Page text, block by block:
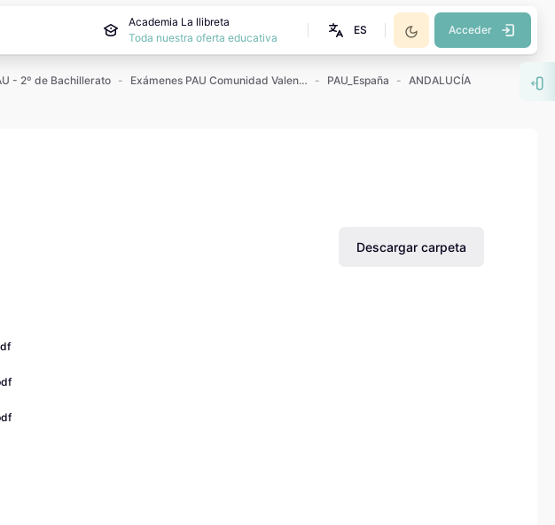
Academia La llibreta
Toda nuestra oferta educativa
ES Acceder
- 2º de Bachillerato Exámenes PAU Comunidad Valenciana PAU_España
ANDALUCÍA
Descargar carpeta